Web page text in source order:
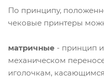
По принципу,
чековые принтеры
матричные - принцип
механическом
иголочкам,